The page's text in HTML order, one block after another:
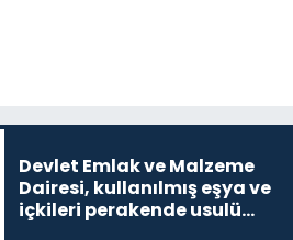
Devlet Emlak ve Malzeme
Dairesi, kullanılmış eşya ve
içkileri perakende usulü